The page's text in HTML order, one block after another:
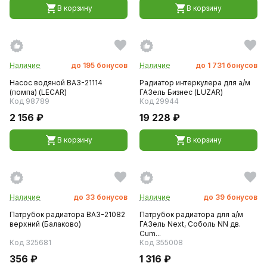
В корзину В корзину
Наличие до 195 бонусов
Насос водяной ВАЗ-21114
(помпа) (LECAR)
Код 98789
2 156 ₽
В корзину
Наличие до 1 731 бонусов
Радиатор интеркулера для а/м
ГАЗель Бизнес (LUZAR)
Код 29944
19 228 ₽
В корзину
Наличие до 33 бонусов
Патрубок радиатора ВАЗ-21082
верхний (Балаково)
Код 325681
356 ₽
Наличие до 39 бонусов
Патрубок радиатора для а/м
ГАЗель Next, Соболь NN дв.
Cum...
Код 355008
1 316 ₽